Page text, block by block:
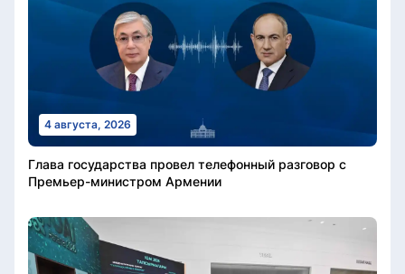
4 августа, 2026
Глава государства провел телефонный разговор с
Премьер-министром Армении